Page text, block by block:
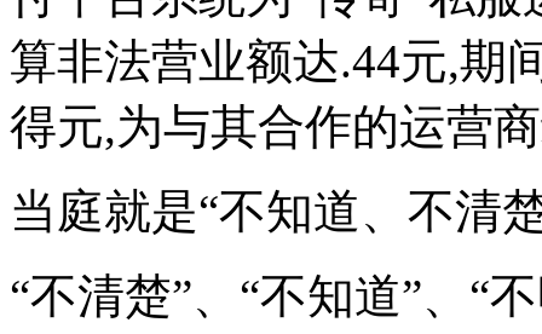
算非法营业额达.44元,期
得元,为与其合作的运营
当庭就是“不知道、不清
“不清楚”、“不知道”、“